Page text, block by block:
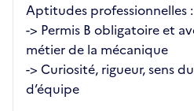
Aptitudes professionnelles :
-> Permis B obligatoire et
métier de la mécanique
-> Curiosité, rigueur, sens
d’équipe